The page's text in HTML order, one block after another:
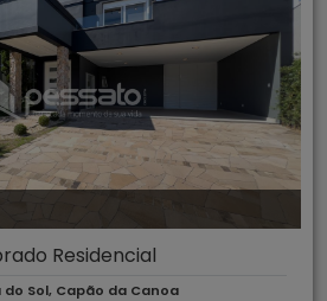
Residencial
do Sol, Capão da Canoa